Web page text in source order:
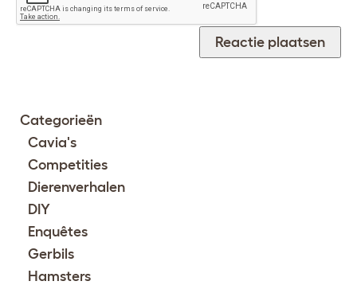
Categorieën
Cavia's
Competities
Dierenverhalen
DIY
Enquêtes
Gerbils
Hamsters